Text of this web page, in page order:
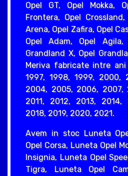
Opel GT, Opel Mokka,
Frontera, Opel
Arena, Opel Zafira, Opel
Opel Adam, Opel
Grandland X, Opel
Meriva fabricate intre ani
1997, 1998, 1999, 2000,
2004, 2005, 2006, 2007,
2011, 2012, 2013, 2014,
2018, 2019, 2020, 2021.
Avem in stoc Luneta
Opel Corsa, Luneta Opel
Insignia, Luneta Opel
Tigra, Luneta Opel